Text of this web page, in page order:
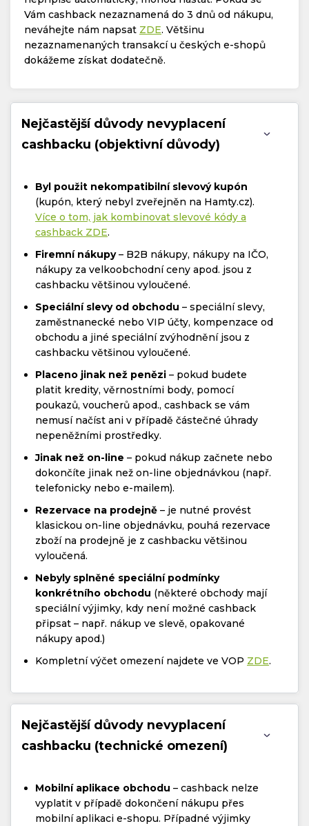
Vám cashback nezaznamená do 3 dnů od nákupu,
neváhejte nám napsat ZDE. Většinu
nezaznamenaných transakcí u českých e-shopů
dokážeme získat dodatečně.
Nejčastější důvody nevyplacení
cashbacku (objektivní důvody)
Byl použit nekompatibilní slevový kupón
(kupón, který nebyl zveřejněn na Hamty.cz).
Více o tom, jak kombinovat slevové kódy a
cashback ZDE.
Firemní nákupy– B2B nákupy, nákupy na IČO,
nákupy za velkoobchodní ceny apod. jsou z
cashbacku většinou vyloučené.
Speciální slevy od obchodu – speciální slevy,
zaměstnanecké nebo VIP účty, kompenzace od
obchodu a jiné speciální zvýhodnění jsou z
cashbacku většinou vyloučené.
Placeno jinak než penězi – pokud budete
platit kredity, věrnostními body, pomocí
poukazů, voucherů apod., cashback se vám
nemusí načíst ani v případě částečné úhrady
nepeněžními prostředky.
Jinak než on-line – pokud nákup začnete nebo
dokončíte jinak než on-line objednávkou (např.
telefonicky nebo e-mailem).
Rezervace na prodejně – je nutné provést
klasickou on-line objednávku, pouhá rezervace
zboží na prodejně je z cashbacku většinou
vyloučená.
Nebyly splněné speciální podmínky
konkrétního obchodu (některé obchody mají
speciální výjimky, kdy není možné cashback
připsat – např. nákup ve slevě, opakované
nákupy apod.)
Kompletní výčet omezení najdete ve VOP ZDE.
Nejčastější důvody nevyplacení
cashbacku (technické omezení)
Mobilní aplikace obchodu – cashback nelze
vyplatit v případě dokončení nákupu přes
mobilní aplikaci e-shopu. Případné výjimky